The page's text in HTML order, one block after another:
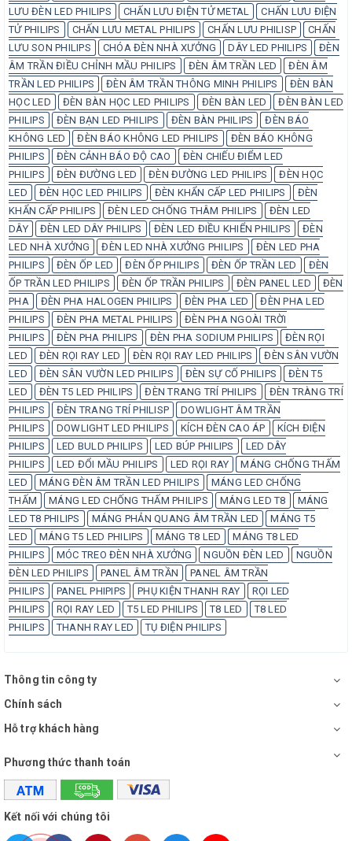
LƯU ĐÈN LED PHILIPS
CHẤN LƯU ĐIỆN TỬ METAL
CHẤN LƯU ĐIỆN
TỬ PHILIPS
CHẤN LƯU METAL PHILIPS CHẤN LƯU PHILISP
CHẤN
LƯU SON PHILIPS
CHÓA ĐÈN NHÀ XƯỞNG DÂY LED PHILIPS
ĐÈN
ÂM TRẦN ĐIỀU CHỈNH MẦU PHILIPS
ĐÈN ÂM TRẦN LED
ĐÈN ÂM
TRẦN LED PHILIPS
ĐÈN ÂM TRẦN THÔNG MINH PHILIPS
ĐÈN BÀN
HỌC LED
ĐÈN BÀN HỌC LED PHILIPS ĐÈN BÀN LED
ĐÈN BÀN LED
PHILIPS
ĐÈN BẠN LED PHILIPS ĐÈN BÀN PHILIPS
ĐÈN BÁO
KHÔNG LED
ĐÈN BÁO KHÔNG LED PHILIPS
ĐÈN BÁO KHÔNG
PHILIPS
ĐÈN CẢNH BÁO ĐỘ CAO
ĐÈN CHIẾU ĐIỂM LED
PHILIPS
ĐÈN ĐƯỜNG LED ĐÈN ĐƯỜNG LED PHILIPS
ĐÈN HỌC
LED
ĐÈN HỌC LED PHILIPS ĐÈN KHẨN CẤP LED PHILIPS
ĐÈN
KHẨN CẤP PHILIPS
ĐÈN LED CHỐNG THÂM PHILIPS
ĐÈN LED
DÂY
ĐÈN LED DÂY PHILIPS ĐÈN LED ĐIỀU KHIỂN PHILIPS
ĐÈN
LED NHÀ XƯỞNG
ĐÈN LED NHÀ XƯỞNG PHILIPS
ĐÈN LED PHA
PHILIPS
ĐÈN ỐP LED ĐÈN ỐP PHILIPS ĐÈN ỐP TRẦN LED
ĐÈN
ỐP TRẦN LED PHILIPS
ĐÈN ỐP TRẦN PHILIPS ĐÈN PANEL LED
ĐÈN
PHA
ĐÈN PHA HALOGEN PHILIPS ĐÈN PHA LED
ĐÈN PHA LED
PHILIPS
ĐÈN PHA METAL PHILIPS
ĐÈN PHA NGOÀI TRỜI
PHILIPS
ĐÈN PHA PHILIPS ĐÈN PHA SODIUM PHILIPS
ĐÈN RỌI
LED
ĐÈN RỌI RAY LED ĐÈN RỌI RAY LED PHILIPS
ĐÈN SÂN VƯỜN
LED
ĐÈN SÂN VƯỜN LED PHILIPS ĐÈN SỰ CỐ PHILIPS
ĐÈN T5
LED
ĐÈN T5 LED PHILIPS ĐÈN TRANG TRÍ PHILIPS
ĐÈN TRÀNG TRÍ
PHILIPS
ĐÈN TRANG TRÍ PHILISP
DOWLIGHT ÂM TRẦN
PHILIPS
DOWLIGHT LED PHILIPS KÍCH ĐÈN CAO ÁP
KÍCH ĐIỆN
PHILIPS
LED BULD PHILIPS LED BÚP PHILIPS
LED DÂY
PHILIPS
LED ĐỔI MẦU PHILIPS LED RỌI RAY
MÁNG CHỐNG THẤM
LED
MÁNG ĐÈN ÂM TRẦN LED PHILIPS
MÁNG LED CHỐNG
THẤM
MÁNG LED CHỐNG THẤM PHILIPS MÁNG LED T8
MÁNG
LED T8 PHILIPS
MÁNG PHẢN QUANG ÂM TRẦN LED
MÁNG T5
LED
MÁNG T5 LED PHILIPS MÁNG T8 LED
MÁNG T8 LED
PHILIPS
MÓC TREO ĐÈN NHÀ XƯỞNG NGUỒN ĐÈN LED
NGUỒN
ĐÈN LED PHILIPS
PANEL ÂM TRẦN
PANEL ÂM TRẦN
PHILIPS
PANEL PHIPIPS PHỤ KIỆN THANH RAY
RỌI LED
PHILIPS
RỌI RAY LED T5 LED PHILIPS T8 LED
T8 LED
PHILIPS
THANH RAY LED TỤ ĐIỆN PHILIPS
Thông tin công ty
Chính sách
Hỗ trợ khách hàng
Phương thức thanh toán
Kết nối với chúng tôi